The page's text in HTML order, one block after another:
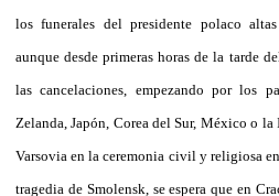
los funerales del presidente polaco
aunque desde primeras horas de la tarde
las cancelaciones, empezando por los
Zelanda, Japón, Corea del Sur, México o
Varsovia en la ceremonia civil y religiosa
tragedia de Smolensk, se espera que en